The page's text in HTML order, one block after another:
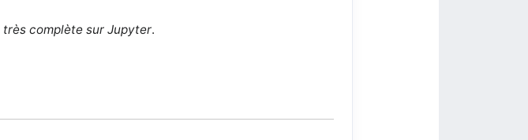
très complète sur Jupyter.